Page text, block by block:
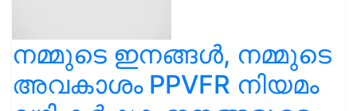
നമ്മുടെ ഇനങ്ങൾ, നമ്മുടെ
അവകാശം PPVFR നിയമം